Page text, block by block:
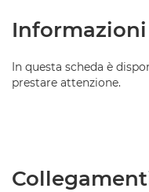
In questa scheda è
prestare attenzione.